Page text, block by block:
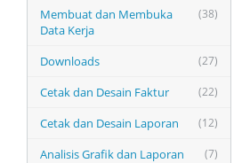
(38)
Membuat dan Membuka
Data Kerja
(27)
Downloads
(22)
Cetak dan Desain Faktur
(12)
Cetak dan Desain Laporan
(7)
Analisis Grafik dan Laporan